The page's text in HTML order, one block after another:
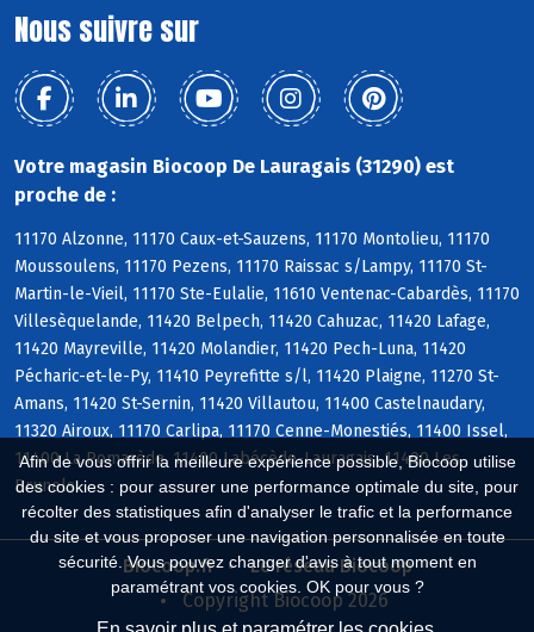
Afin de vous offrir la meilleure expérience possible, Biocoop utilise
des cookies : pour assurer une performance optimale du site, pour
récolter des statistiques afin d'analyser le trafic et la performance
du site et vous proposer une navigation personnalisée en toute
sécurité. Vous pouvez changer d'avis à tout moment en
paramétrant vos cookies. OK pour vous ?
Nous suivre sur
Votre magasin Biocoop De Lauragais (31290) est
proche de :
11170 Alzonne, 11170 Caux-et-Sauzens, 11170 Montolieu, 11170
Moussoulens, 11170 Pezens, 11170 Raissac s/Lampy, 11170 St-
Martin-le-Vieil, 11170 Ste-Eulalie, 11610 Ventenac-Cabardès, 11170
Villesèquelande, 11420 Belpech, 11420 Cahuzac, 11420 Lafage,
11420 Mayreville, 11420 Molandier, 11420 Pech-Luna, 11420
Pécharic-et-le-Py, 11410 Peyrefitte s/l, 11420 Plaigne, 11270 St-
Amans, 11420 St-Sernin, 11420 Villautou, 11400 Castelnaudary,
11320 Airoux, 11170 Carlipa, 11170 Cenne-Monestiés, 11400 Issel,
11400 La Pomarède, 11400 Labécède-Lauragais, 11400 Les
Brunels
Biocoop.fr
Le réseau Biocoop
Copyright Biocoop 2026